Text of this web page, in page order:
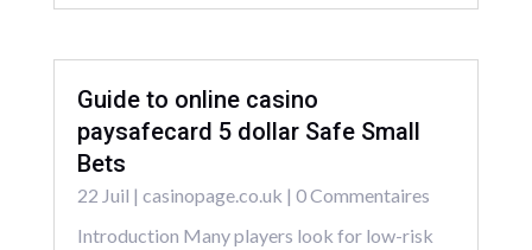
Guide to online casino
paysafecard 5 dollar Safe Small
Bets
22 Juil | casinopage.co.uk | 0 Commentaires
Introduction Many players look for low-risk